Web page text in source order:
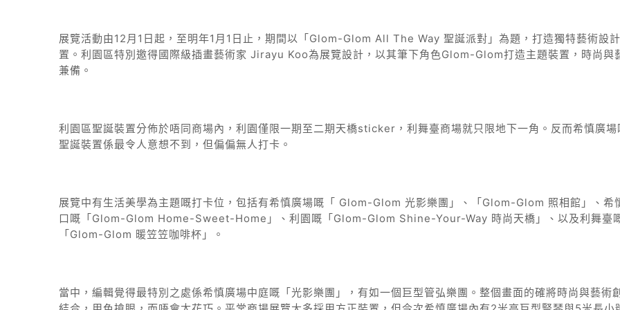
展覽活動由12月1日起，至明年1月1日止，期間以「Glom-Glom All The Way 聖誕派對」為題，打造獨特藝術設
置。利園區特別邀得國際級插畫藝術家 Jirayu Koo為展覽設計，以其筆下角色Glom-Glom打造主題裝置，時尚與
兼備。
利園區聖誕裝置分佈於唔同商場內，利園僅限一期至二期天橋sticker，利舞臺商場就只限地下一角。反而希慎廣場
聖誕裝置係最令人意想不到，但偏偏無人打卡。
展覽中有生活美學為主題嘅打卡位，包括有希慎廣場嘅「 Glom-Glom 光影樂團」、「Glom-Glom 照相館」、希
口嘅「Glom-Glom Home-Sweet-Home」、利園嘅「Glom-Glom Shine-Your-Way 時尚天橋」、以及利舞臺
「Glom-Glom 暖笠笠咖啡杯」。
當中，編輯覺得最特別之處係希慎廣場中庭嘅「光影樂團」，有如一個巨型管弘樂團。整個畫面的確將時尚與藝術